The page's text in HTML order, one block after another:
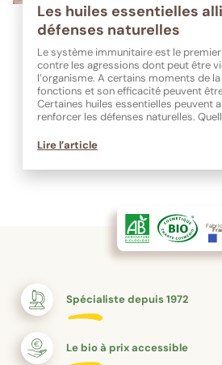
Les huiles essentielles
défenses naturelles
Le système immunitaire est le
contre les agressions dont peut être
l’organisme. A certains moments de la
fonctions et son efficacité peuvent
Certaines huiles essentielles peuvent
renforcer les défenses naturelles.
Lire l’article
Spécialiste depuis 1972
Le bio à prix accessible